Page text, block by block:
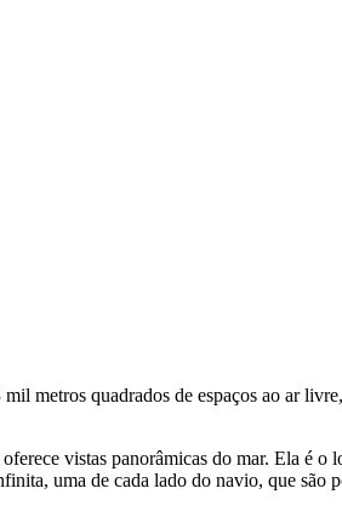
metros quadrados de espaços ao ar
vistas panorâmicas do mar. Ela é o
uma de cada lado do navio, que são